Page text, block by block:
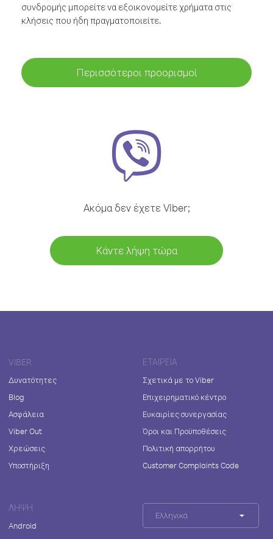
συνδρομής μπορείτε να εξοικονομείτε χρήματα στις
κλήσεις που ήδη πραγματοποιείτε.
Περισσότεροι προορισμοί
Ακόμα δεν έχετε Viber;
Κάντε λήψη τώρα
VIBER
Δυνατότητες
Blog
Ασφάλεια
Viber Out
Χρεώσεις
Υποστήριξη
ΕΤΑΙΡΕΊΑ
Σχετικά με το Viber
Επιχειρηματικό κέντρο
Ευκαιρίες συνεργασίας
Όροι και Προϋποθέσεις
Πολιτική απορρήτου
Customer Complaints Code
ΛΉΨΗ
Android
Ελληνικά